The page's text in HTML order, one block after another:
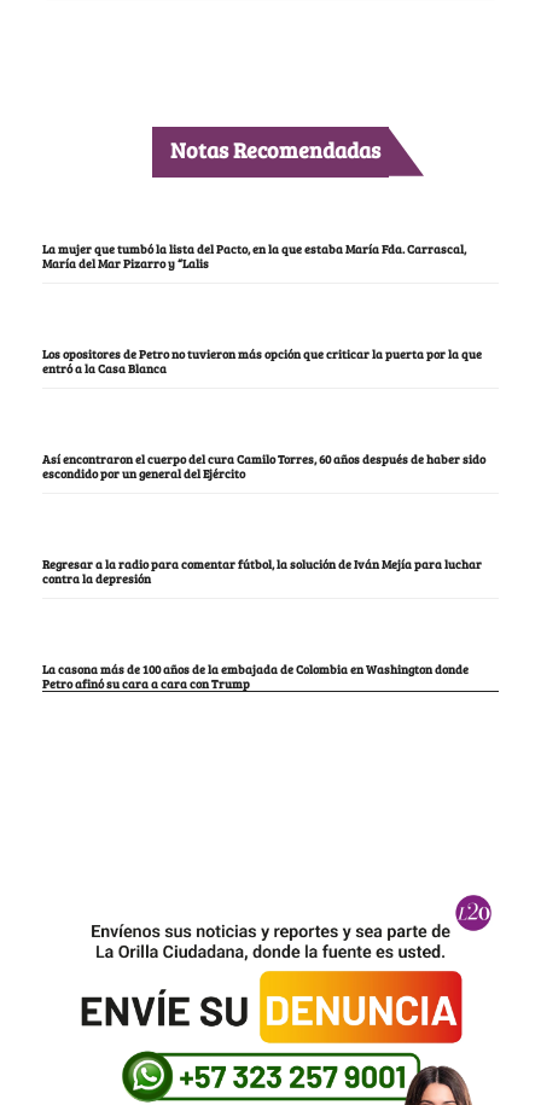
Notas Recomendadas
La mujer que tumbó la lista del Pacto, en la que estaba María Fda. Carrascal,
María del Mar Pizarro y “Lalis
Los opositores de Petro no tuvieron más opción que criticar la puerta por la que
entró a la Casa Blanca
Así encontraron el cuerpo del cura Camilo Torres, 60 años después de haber sido
escondido por un general del Ejército
Regresar a la radio para comentar fútbol, la solución de Iván Mejía para luchar
contra la depresión
La casona más de 100 años de la embajada de Colombia en Washington donde
Petro afinó su cara a cara con Trump